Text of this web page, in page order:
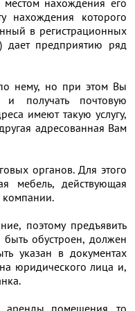
местом нахождения его
нахождения которого
в регистрационных
дает предприятию ряд
нему, но при этом Вы
получать почтовую
имеют такую услугу,
адресованная Вам
органов. Для этого
мебель, действующая
поэтому предъявить
обустроен, должен
указан в документах
юридического лица и,
аренды помещения, то